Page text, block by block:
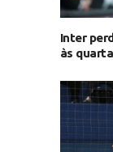
Inter
às